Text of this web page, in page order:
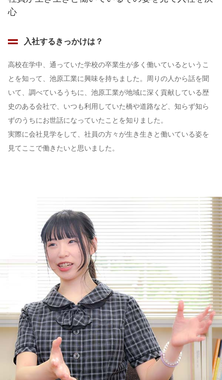
心
入社するきっかけは？
高校在学中、通っていた学校の卒業生が多く働いているというこ
とを知って、池原工業に興味を持ちました。周りの人から話を聞
いて、調べているうちに、池原工業が地域に深く貢献している歴
史のある会社で、いつも利用していた橋や道路など、知らず知ら
ずのうちにお世話になっていたことを知りました。
実際に会社見学をして、社員の方々が生き生きと働いている姿を
見てここで働きたいと思いました。